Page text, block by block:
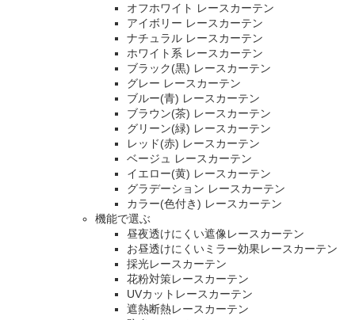
オフホワイト レースカーテン
アイボリー レースカーテン
ナチュラル レースカーテン
ホワイト系 レースカーテン
ブラック(黒) レースカーテン
グレー レースカーテン
ブルー(青) レースカーテン
ブラウン(茶) レースカーテン
グリーン(緑) レースカーテン
レッド(赤) レースカーテン
ベージュ レースカーテン
イエロー(黄) レースカーテン
グラデーション レースカーテン
カラー(色付き) レースカーテン
機能で選ぶ
昼夜透けにくい遮像レースカーテン
お昼透けにくいミラー効果レースカーテン
採光レースカーテン
花粉対策レースカーテン
UVカットレースカーテン
遮熱断熱レースカーテン